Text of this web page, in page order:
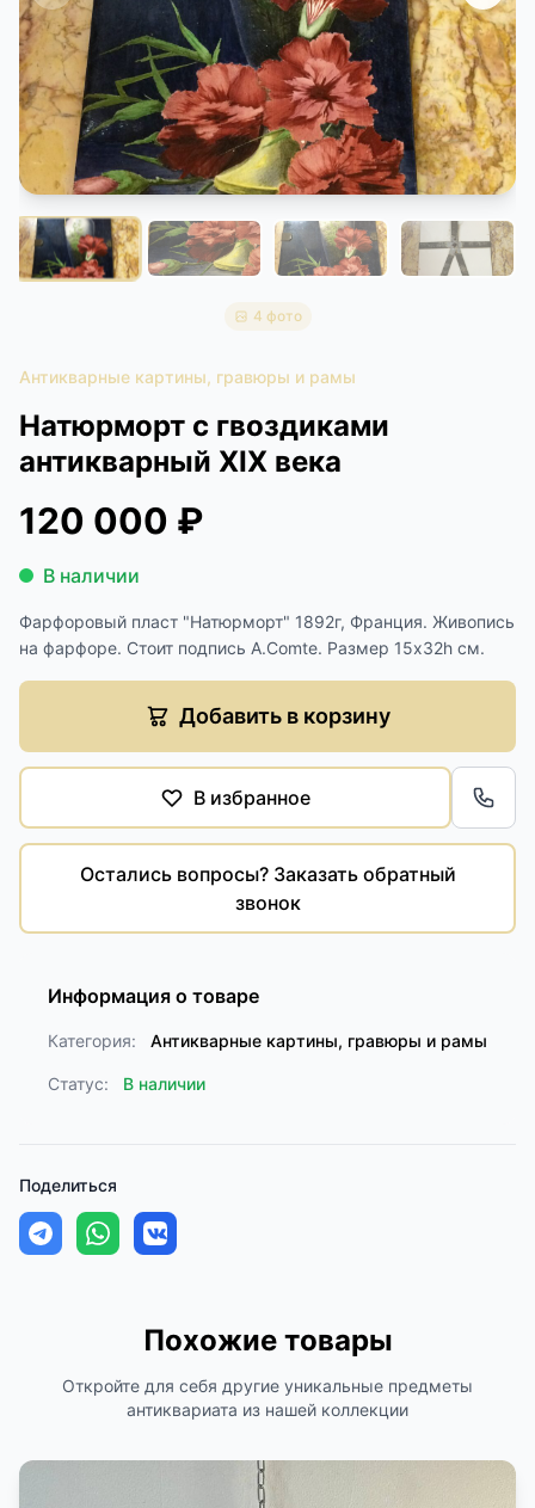
КОНТАКТЫ
ДОСТАВКА И ОПЛАТА
4 фото
Антикварные картины, гравюры и рамы
Натюрморт с гвоздиками
антикварный XIX века
120 000 ₽
В наличии
Фарфоровый пласт "Натюрморт" 1892г, Франция. Живопись
на фарфоре. Стоит подпись A.Comte. Размер 15х32h см.
Добавить в корзину
В избранное
Остались вопросы? Заказать обратный
звонок
Информация о товаре
Категория: Антикварные картины, гравюры и рамы
Статус: В наличии
Поделиться
Похожие товары
Откройте для себя другие уникальные предметы
антиквариата из нашей коллекции